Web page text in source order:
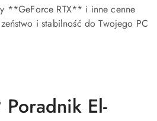
**GeForce RTX** i inne cenne
i stabilność do Twojego PC
El-